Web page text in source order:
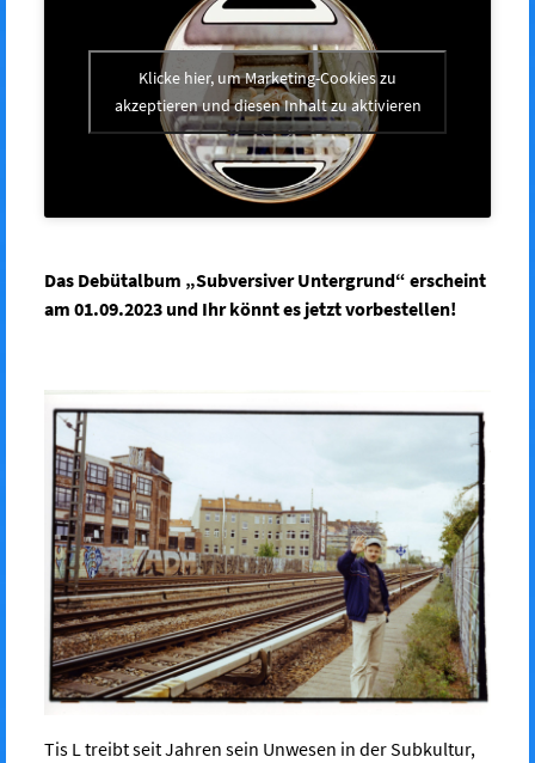
Klicke hier, um Marketing-Cookies zu
akzeptieren und diesen Inhalt zu aktivieren
Das Debütalbum „Subversiver Untergrund“ erscheint
am 01.09.2023 und Ihr könnt es jetzt vorbestellen!
Tis L treibt seit Jahren sein Unwesen in der Subkultur,